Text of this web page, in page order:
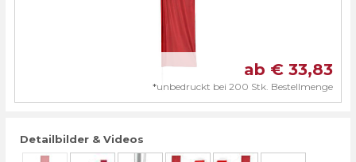
ab €33,83
*unbedruckt bei 200 Stk. Bestellmenge
Detailbilder & Videos